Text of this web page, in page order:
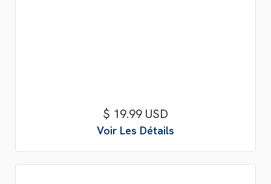
$ 19.99 USD
Voir Les Détails